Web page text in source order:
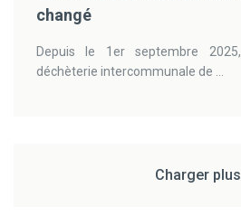
changé
Depuis le 1er septembre
déchèterie intercommunale de ...
Charger